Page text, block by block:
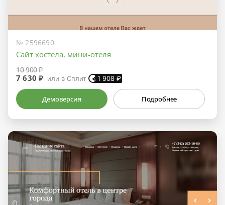
№ 2596690
Сайт хостела, мини-отеля
10 900 ₽
7 630 ₽ или в Сплит 1 908 ₽
Демоверсия Подробнее